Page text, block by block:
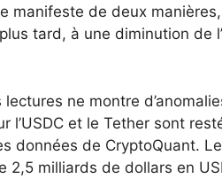
manifeste de deux
plus tard, à une diminution
ne montre
l’USDC et le Tether sont
données de CryptoQuant.
2,5 milliards de dollars en